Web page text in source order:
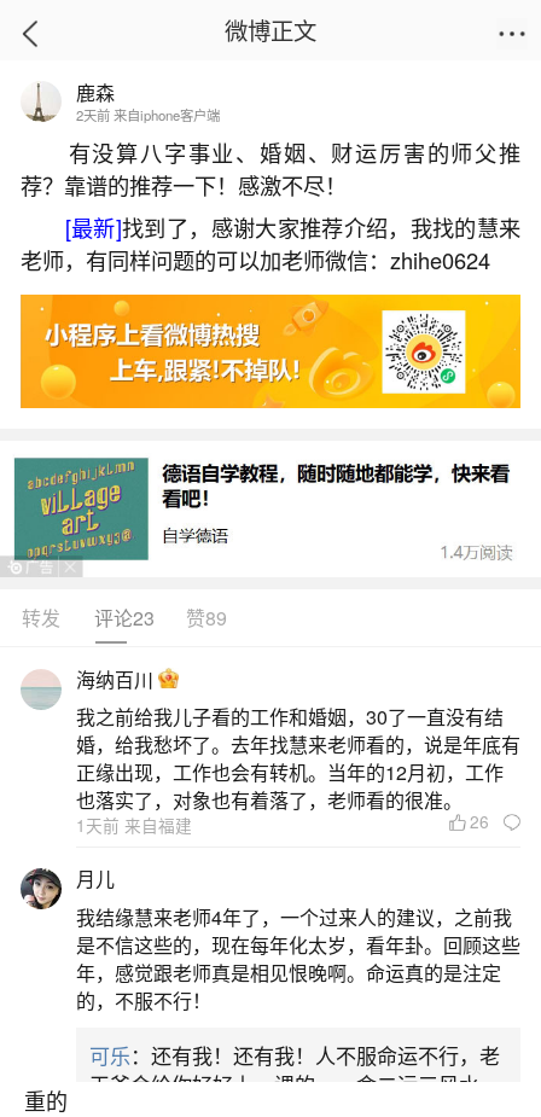
首页
犯太岁了怎么办有什么忌讳吗？
2026-06-01 19:18:45 8 5 赞
生活中像犯太岁了怎么办有什么忌讳吗？都是
很常见的问题，但是小问题不注意可能会引起大麻
烦，下面就这个问题给大家做一些解读：
1、犯太岁最忌讳什么白事少去产房不去
首先，应该避免参加白事。犯太岁的人在这一
年中运气多变，情绪和心情往往紧张而不稳定。白
事通常会引发人们的悲伤和忧虑，对于犯太岁的人
来说，参加这样的活动可能会增加心理负担，加剧
情绪紧张，从而强化不利的运势。因此，尽量避免
参加白事为宜。其次，应减少前往偏僻的地方。从
阴阳五行理论来看，运气不佳、阳气不足或阴气过
重的
微博正文
鹿森
2天前 来自iphone客户端
有没算八字事业、婚姻、财运厉害的师父推
荐？靠谱的推荐一下！感激不尽！
[最新]找到了，感谢大家推荐介绍，我找的慧来
老师，有同样问题的可以加老师微信：zhihe0624
转发 评论23 赞89
海纳百川
我之前给我儿子看的工作和婚姻，30了一直没有结
婚，给我愁坏了。去年找慧来老师看的，说是年底有
正缘出现，工作也会有转机。当年的12月初，工作
也落实了，对象也有着落了，老师看的很准。
1天前 来自福建 26
月儿
我结缘慧来老师4年了，一个过来人的建议，之前我
是不信这些的，现在每年化太岁，看年卦。回顾这些
年，感觉跟老师真是相见恨晚啊。命运真的是注定
的，不服不行！
可乐：还有我！还有我！人不服命运不行，老
天爷会给你好好上一课的。一命二运三风水，